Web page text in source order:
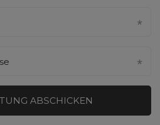
ABSCHICKEN